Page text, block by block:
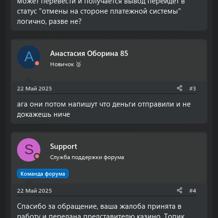
года на очень хорошие суммы, неужели нельзя пойти
на встречу???
статус "отмены на стороне платежной системы"
логично, разве не?
А Анастасия Оборина 85
Новичок 🥈
22 Май 2025 #3
ага они потом напишут что деньги отправили и не
докажешь ниче
S Support
Служба поддержки форума
Команда форума
22 Май 2025 #4
Спасибо за обращение, ваша жалоба принята в
работу и передана представителю казино. Топик